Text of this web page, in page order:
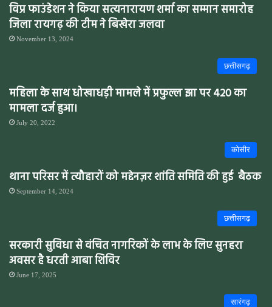
विप्र फाउंडेशन ने किया सत्यनारायण शर्मा का सम्मान समारोह
जिला रायगढ़ की टीम ने बिखेरा जलवा
November 13, 2024
छत्तीसगढ़
महिला के साथ धोखाधड़ी मामले में प्रफुल्ल झा पर 420 का
मामला दर्ज हुआ।
July 20, 2022
कोसीर
थाना परिसर में त्यौहारों को मद्देनज़र शांति समिति की हुई बैठक
September 14, 2024
छत्तीसगढ़
सरकारी सुविधा से वंचित नागरिकों के लाभ के लिए सुनहरा
अवसर है धरती आबा शिविर
June 17, 2025
सारंगढ़